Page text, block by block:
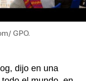
GPO.
dijo en una